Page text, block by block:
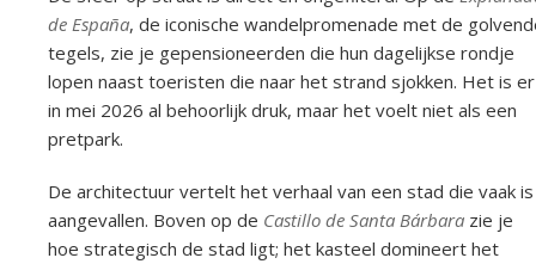
de España, de iconische wandelpromenade met de
tegels, zie je gepensioneerden die hun dagelijkse rondje
lopen naast toeristen die naar het strand sjokken. Het is er
in mei 2026 al behoorlijk druk, maar het voelt niet als een
pretpark.
De architectuur vertelt het verhaal van een stad die vaak is
aangevallen. Boven op de Castillo de Santa Bárbara zie je
hoe strategisch de stad ligt; het kasteel domineert het